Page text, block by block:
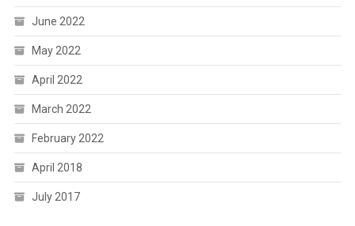
June 2022
May 2022
April 2022
March 2022
February 2022
April 2018
July 2017